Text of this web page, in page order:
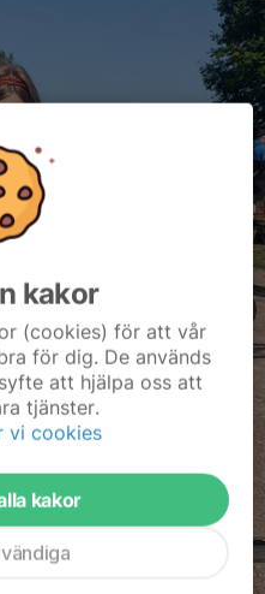
kakor
(cookies) för att vår
för dig. De används
att hjälpa oss att
tjänster.
vi cookies
kakor